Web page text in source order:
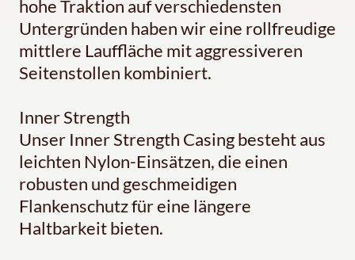
hohe Traktion auf verschiedensten
Untergründen haben wir eine rollfreudige
mittlere Lauffläche mit aggressiveren
Seitenstollen kombiniert.
Inner Strength
Unser Inner Strength Casing besteht aus
leichten Nylon-Einsätzen, die einen
robusten und geschmeidigen
Flankenschutz für eine längere
Haltbarkeit bieten.